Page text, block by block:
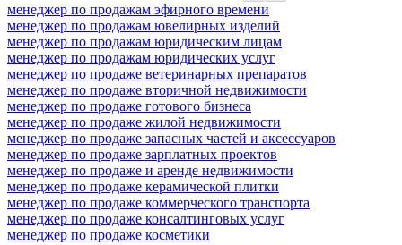
менеджер по продажам эфирного времени
менеджер по продажам ювелирных изделий
менеджер по продажам юридическим лицам
менеджер по продажам юридических услуг
менеджер по продаже ветеринарных препаратов
менеджер по продаже вторичной недвижимости
менеджер по продаже готового бизнеса
менеджер по продаже жилой недвижимости
менеджер по продаже запасных частей и аксессуаров
менеджер по продаже зарплатных проектов
менеджер по продаже и аренде недвижимости
менеджер по продаже керамической плитки
менеджер по продаже коммерческого транспорта
менеджер по продаже консалтинговых услуг
менеджер по продаже косметики